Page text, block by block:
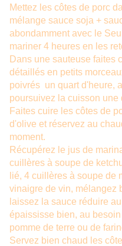
Mettez les côtes de porc
mélange sauce soja +
abondamment avec le
mariner 4 heures en les
Dans une sauteuse faites
détaillés en petits
poivrés un quart d'heure,
poursuivez la cuisson une
Faites cuire les côtes de
d'olive et réservez au
moment.
Récupérez le jus de
cuillères à soupe de
lié, 4 cuillères à soupe de
vinaigre de vin, mélangez
laissez la sauce réduire
épaississe bien, au
pomme de terre ou de
Servez bien chaud les